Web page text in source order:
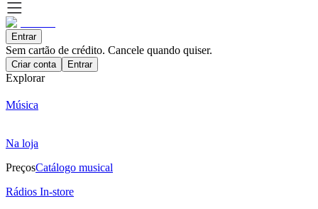
Entrar
Sem cartão de crédito. Cancele quando quiser.
Criar conta Entrar
Explorar
Música
Na loja
PreçosCatálogo musical
Rádios In-store